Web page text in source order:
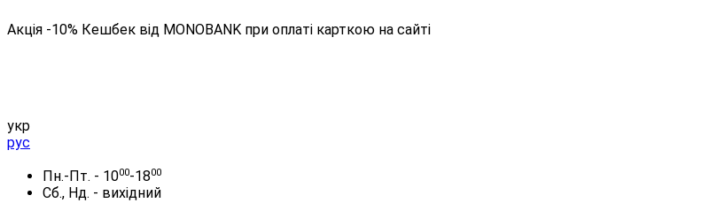
Акція -10% Кешбек від MONOBANK при оплаті карткою на сайті
укр
рус
Пн.-Пт. - 1000-1800
Сб., Нд. - вихідний